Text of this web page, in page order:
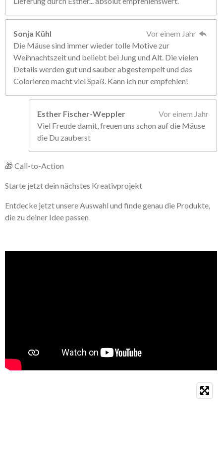
Sonja Kühl
Vor einem Jahr
Die Mäuse sind immer wieder tolle Motive zur
Weihnachtszeit und beliebt bei Jung und Alt. Die vielen
Details werden gut und sauber abgestempelt und das
Colorieren macht viel Spaß. Kann ich nur empfehlen!
Esther Fischer-Weppler
Vor einem Jahr
Viel Freude damit, freuen uns schon auf die Mäuse
die Du zauberst
🎁 Call-to-Action
Starte jetzt dein nächstes Kreativprojekt
Entdecke jetzt unsere Auswahl und finde genau die Produkte,
die zu deiner Idee passen